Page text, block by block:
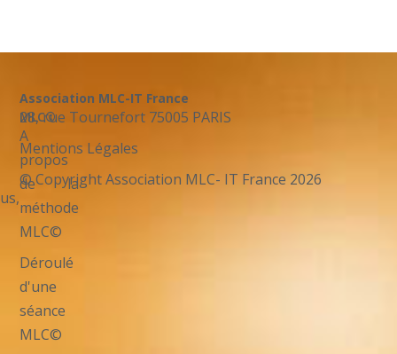
Association MLC-IT France
28, rue Tournefort 75005 PARIS
Mentions Légales
© Copyright Association MLC- IT France 2026
MLC©
A
propos
de la
méthode
MLC©
Déroulé
d'une
séance
MLC©